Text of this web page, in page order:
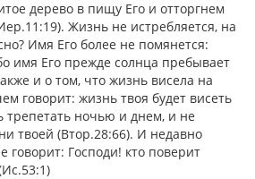
дерево в пищу Его и отторгнем
Жизнь не истребляется, на
Имя Его более не помянется:
имя Его прежде солнца пребывает
и о том, что жизнь висела на
говорит: жизнь твоя будет висеть
трепетать ночью и днем, и не
твоей (Втор.28:66). И недавно
говорит: Господи! кто поверит